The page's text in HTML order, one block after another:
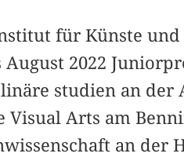
für Künste
August 2022
studien an der
Visual Arts am
an der